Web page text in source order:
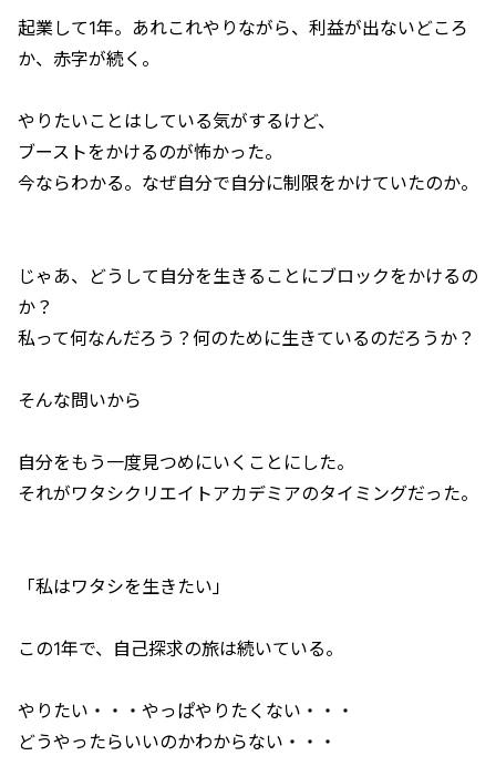
起業して1年。あれこれやりながら、利益が出ないどころ
か、赤字が続く。
やりたいことはしている気がするけど、
ブーストをかけるのが怖かった。
今ならわかる。なぜ自分で自分に制限をかけていたのか。
じゃあ、どうして自分を生きることにブロックをかけるの
か？
私って何なんだろう？何のために生きているのだろうか？
そんな問いから
自分をもう一度見つめにいくことにした。
それがワタシクリエイトアカデミアのタイミングだった。
「私はワタシを生きたい」
この1年で、自己探求の旅は続いている。
やりたい・・・やっぱやりたくない・・・
どうやったらいいのかわからない・・・